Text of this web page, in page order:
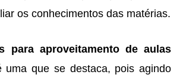
os conhecimentos das matérias.
para aproveitamento de aulas
uma que se destaca, pois agindo